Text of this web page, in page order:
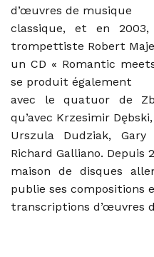
d’œuvres de musique
classique, et en
trompettiste Robert
un CD « Romantic
se produit également
avec le quatuor de
qu’avec Krzesimir Dębski,
Urszula Dudziak,
Richard Galliano. Depuis
maison de disques
publie ses compositions
transcriptions d’œuvres